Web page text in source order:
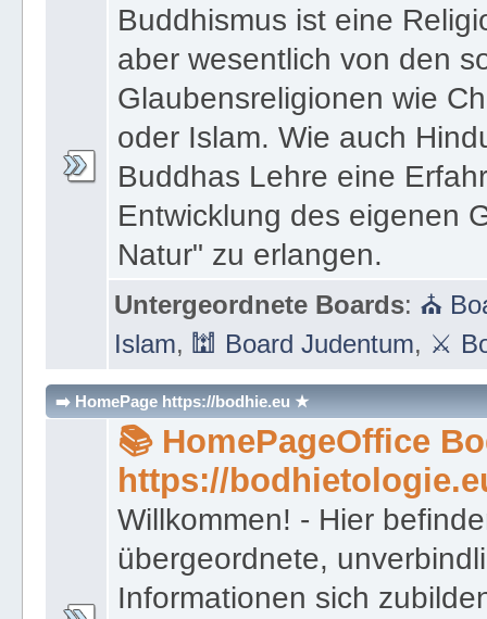
⛺ Board Buddhismus
Buddhismus ist eine
aber wesentlich von den
Glaubensreligionen wie
oder Islam. Wie auch
Buddhas Lehre eine
Entwicklung des eigenen
Natur" zu erlangen.
Untergeordnete Boards:⛪
Islam,🕍 Board Judentum,⚔
➡️ HomePage https://bodhie.eu ★
📚 HomePageOffice
https://
Willkommen! - Hier
übergeordnete,